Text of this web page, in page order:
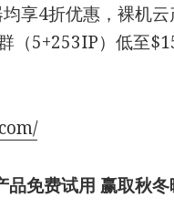
享4折优惠，裸机云
（5+253IP）低至
品免费试用 赢取秋